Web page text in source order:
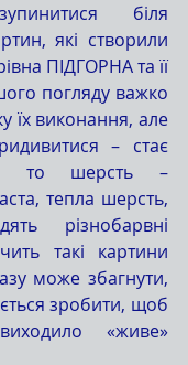
біля
які створили
ПІДГОРНА та її
погляду важко
їх виконання, але
– стає
то шерсть –
тепла шерсть,
різнобарвні
такі картини
може збагнути,
зробити, щоб
«живе»